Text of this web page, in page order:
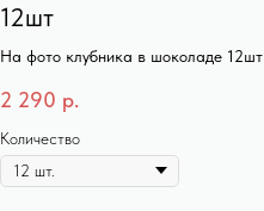
12шт
На фото клубника в шоколаде 12шт
2 290 р.
Количество